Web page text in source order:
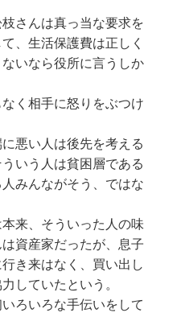
さんは真っ当な要求を
、生活保護費は正しく
いなら役所に言うしか
く相手に怒りをぶつけ
悪い人は後先を考える
いう人は貧困層である
みんながそう、ではな
来、そういった人の味
資産家だったが、息子
き来はなく、買い出し
していたという。
ろいろな手伝いをして